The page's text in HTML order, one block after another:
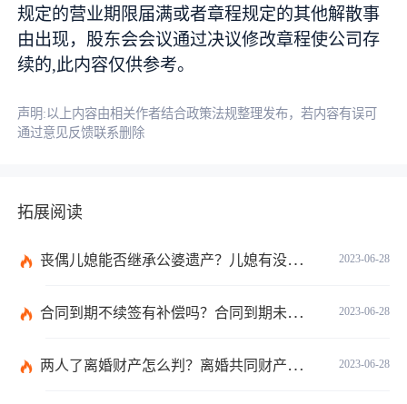
规定的营业期限届满或者章程规定的其他解散事
由出现，股东会会议通过决议修改章程使公司存
续的,此内容仅供参考。
声明:以上内容由相关作者结合政策法规整理发布，若内容有误可
通过意见反馈联系删除
拓展阅读
2023-06-28
丧偶儿媳能否继承公婆遗产？儿媳有没有赡养老人的义务？
2023-06-28
合同到期不续签有补偿吗？合同到期未提前30天通知怎么赔偿？ 当前速看
2023-06-28
两人了离婚财产怎么判？离婚共同财产有哪些？_焦点快报